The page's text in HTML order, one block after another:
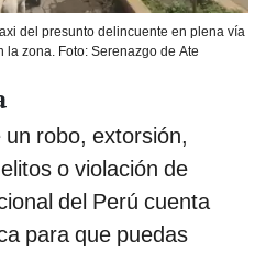
del presunto delincuente en plena vía
zona. Foto: Serenazgo de Ate
robo, extorsión,
o violación de
del Perú cuenta
para que puedas